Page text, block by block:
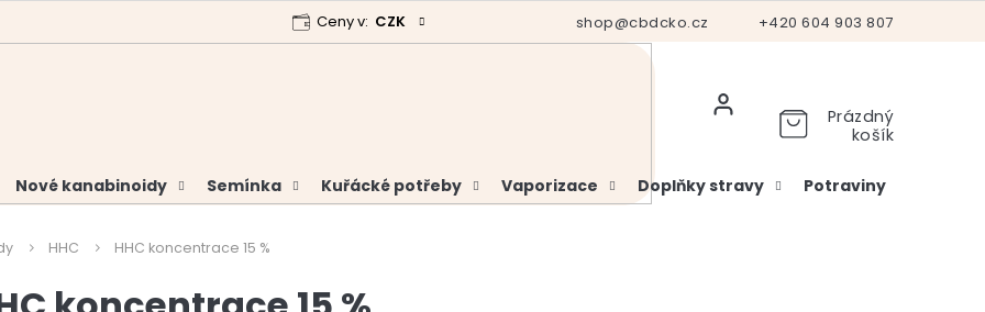
+420 604 903 807
shop@cbdcko.cz
Analýzy a certifikáty Hodnocení obchodu Vrácení a reklamace
Ceny v: CZK
Prázdný
košík
Nové kanabinoidy Semínka Kuřácké potřeby Vaporizace Doplňky stravy Potraviny
HHC HHC koncentrace 15 %